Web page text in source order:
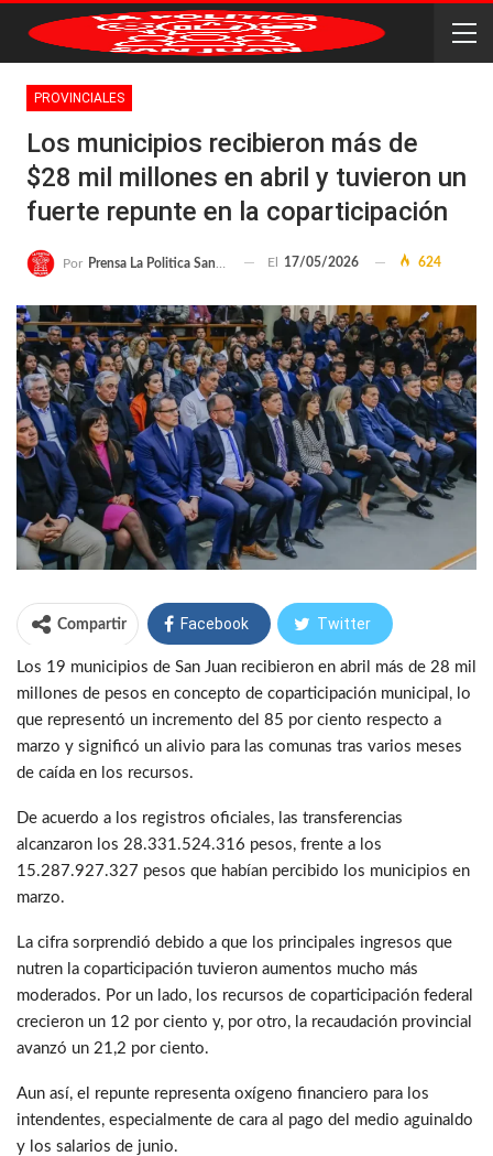
PROVINCIALES
Los municipios recibieron más de
$28 mil millones en abril y tuvieron un
fuerte repunte en la coparticipación
Por Prensa La Politica San Juan El 17/05/2026 624
Compartir Facebook Twitter
WhatsApp Telegram
Los 19 municipios de San Juan recibieron en abril más de 28 mil
millones de pesos en concepto de coparticipación municipal, lo
que representó un incremento del 85 por ciento respecto a
marzo y significó un alivio para las comunas tras varios meses
de caída en los recursos.
De acuerdo a los registros oficiales, las transferencias
alcanzaron los 28.331.524.316 pesos, frente a los
15.287.927.327 pesos que habían percibido los municipios en
marzo.
La cifra sorprendió debido a que los principales ingresos que
nutren la coparticipación tuvieron aumentos mucho más
moderados. Por un lado, los recursos de coparticipación federal
crecieron un 12 por ciento y, por otro, la recaudación provincial
avanzó un 21,2 por ciento.
Aun así, el repunte representa oxígeno financiero para los
intendentes, especialmente de cara al pago del medio aguinaldo
y los salarios de junio.